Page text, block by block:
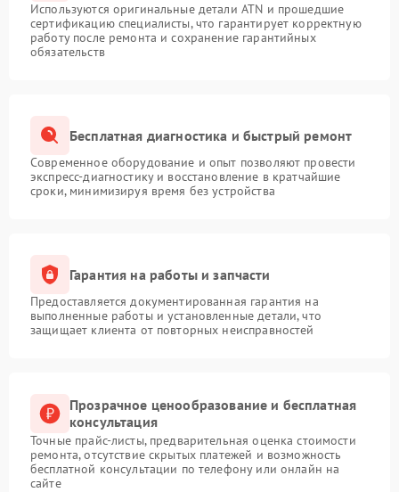
Используются оригинальные детали ATN и прошедшие
сертификацию специалисты, что гарантирует корректную
работу после ремонта и сохранение гарантийных
обязательств
Бесплатная диагностика и быстрый ремонт
Современное оборудование и опыт позволяют провести
экспресс-диагностику и восстановление в кратчайшие
сроки, минимизируя время без устройства
Гарантия на работы и запчасти
Предоставляется документированная гарантия на
выполненные работы и установленные детали, что
защищает клиента от повторных неисправностей
Прозрачное ценообразование и бесплатная
консультация
Точные прайс-листы, предварительная оценка стоимости
ремонта, отсутствие скрытых платежей и возможность
бесплатной консультации по телефону или онлайн на
сайте